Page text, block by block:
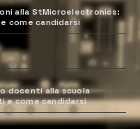
alla StMicroelectronics:
come candidarsi
docenti alla scuola
e come candidarsi